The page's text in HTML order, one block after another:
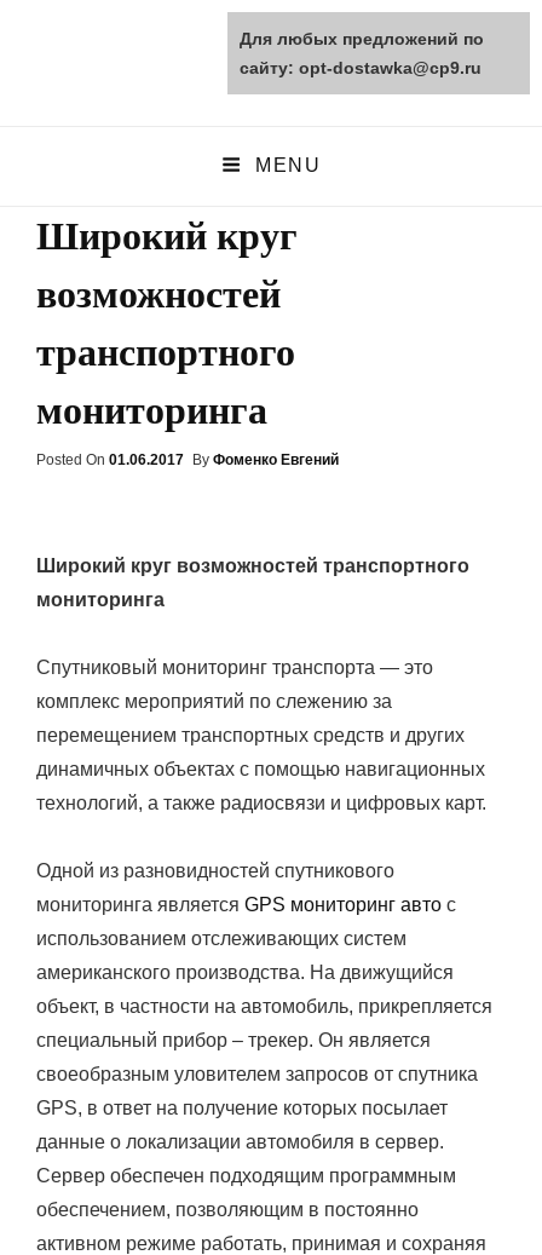
opt-dostawka.ru
MENU
Широкий круг
возможностей
транспортного
мониторинга
Posted On Posted
01.06.2017 By Фоменко Евгений
Широкий круг возможностей транспортного
мониторинга
Спутниковый мониторинг транспорта — это
комплекс мероприятий по слежению за
перемещением транспортных средств и других
динамичных объектах с помощью навигационных
технологий, а также радиосвязи и цифровых карт.
Одной из разновидностей спутникового
мониторинга является GPS мониторинг авто с
использованием отслеживающих систем
американского производства. На движущийся
объект, в частности на автомобиль, прикрепляется
специальный прибор – трекер. Он является
своеобразным уловителем запросов от спутника
GPS, в ответ на получение которых посылает
данные о локализации автомобиля в сервер.
Сервер обеспечен подходящим программным
обеспечением, позволяющим в постоянно
активном режиме работать, принимая и сохраняя
Для любых предложений по
сайту: opt-dostawka@cp9.ru